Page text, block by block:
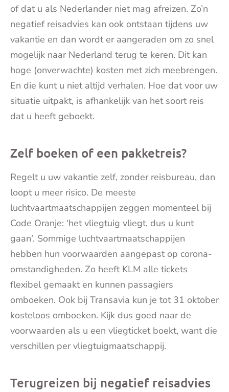
of dat u als Nederlander niet mag afreizen. Zo’n
negatief reisadvies kan ook ontstaan tijdens uw
vakantie en dan wordt er aangeraden om zo snel
mogelijk naar Nederland terug te keren. Dit kan
hoge (onverwachte) kosten met zich meebrengen.
En die kunt u niet altijd verhalen. Hoe dat voor uw
situatie uitpakt, is afhankelijk van het soort reis
dat u heeft geboekt.
Zelf boeken of een pakketreis?
Regelt u uw vakantie zelf, zonder reisbureau, dan
loopt u meer risico. De meeste
luchtvaartmaatschappijen zeggen momenteel bij
Code Oranje: ‘het vliegtuig vliegt, dus u kunt
gaan’. Sommige luchtvaartmaatschappijen
hebben hun voorwaarden aangepast op corona-
omstandigheden. Zo heeft KLM alle tickets
flexibel gemaakt en kunnen passagiers
omboeken. Ook bij Transavia kun je tot 31 oktober
kosteloos omboeken. Kijk dus goed naar de
voorwaarden als u een vliegticket boekt, want die
verschillen per vliegtuigmaatschappij.
Terugreizen bij negatief reisadvies